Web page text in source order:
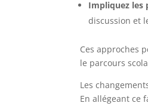
Impliquez les
discussion et
Ces approches
le parcours
Les
En allégeant ce